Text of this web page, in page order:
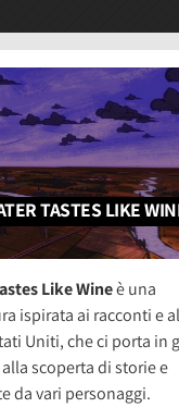
TASTES LIKE
Like Wineè una
ispirata ai racconti e
Uniti, che ci porta in
scoperta di storie e
da vari personaggi.